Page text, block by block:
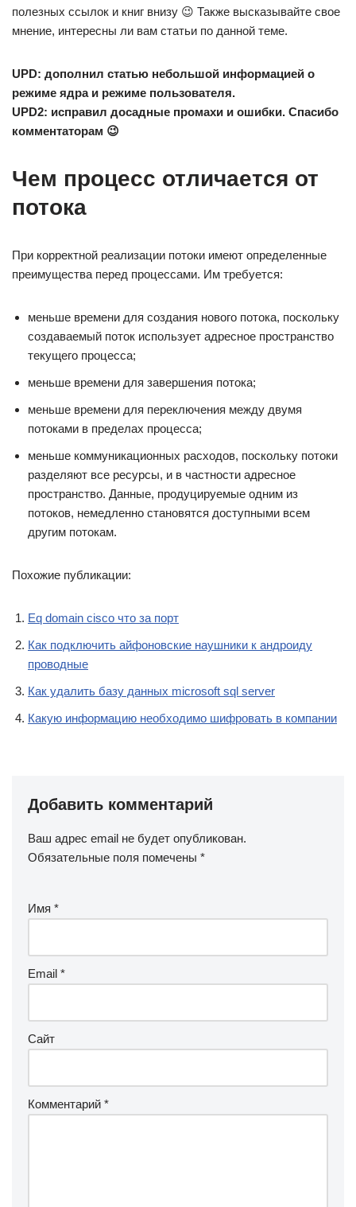
полезных ссылок и книг внизу 😉 Также высказывайте свое
мнение, интересны ли вам статьи по данной теме.
UPD: дополнил статью небольшой информацией о
режиме ядра и режиме пользователя.
UPD2: исправил досадные промахи и ошибки. Спасибо
комментаторам 😉
Чем процесс отличается от
потока
При корректной реализации потоки имеют определенные
преимущества перед процессами. Им требуется:
меньше времени для создания нового потока, поскольку
создаваемый поток использует адресное пространство
текущего процесса;
меньше времени для завершения потока;
меньше времени для переключения между двумя
потоками в пределах процесса;
меньше коммуникационных расходов, поскольку потоки
разделяют все ресурсы, и в частности адресное
пространство. Данные, продуцируемые одним из
потоков, немедленно становятся доступными всем
другим потокам.
Похожие публикации:
Eq domain cisco что за порт
Как подключить айфоновские наушники к андроиду
проводные
Как удалить базу данных microsoft sql server
Какую информацию необходимо шифровать в компании
Добавить комментарий
Ваш адрес email не будет опубликован.
Обязательные поля помечены *
Имя *
Email *
Сайт
Комментарий *